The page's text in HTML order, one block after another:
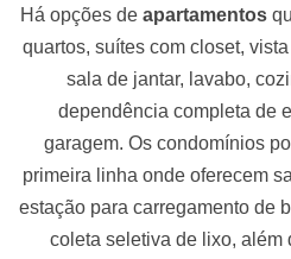
Há opções de apartamentos
quartos, suítes com closet,
sala de jantar, lavabo,
dependência completa de
garagem. Os condomínios
primeira linha onde oferecem
estação para carregamento de
coleta seletiva de lixo, além